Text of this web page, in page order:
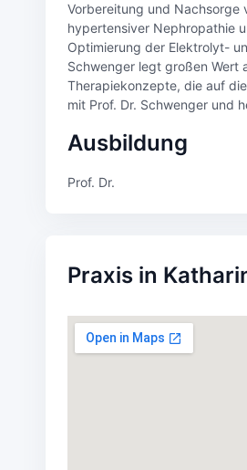
Vorbereitung und Nachsorge
hypertensiver Nephropathie
Optimierung der Elektrolyt-
Schwenger legt großen Wert
Therapiekonzepte, die auf
mit Prof. Dr. Schwenger und
Ausbildung
Prof. Dr.
Praxis in